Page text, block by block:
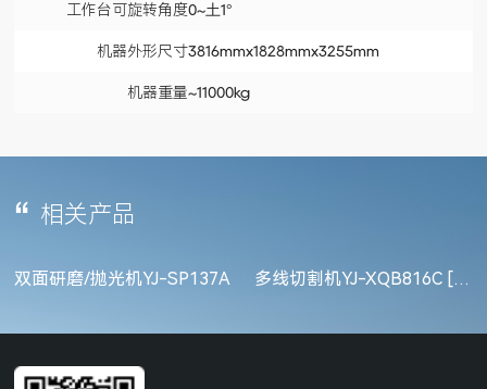
工作台可旋转角度0~土1°
机器外形尺寸3816mmx1828mmx3255mm
机器重量~11000kg
相关产品
双面研磨/抛光机YJ-SP137A
多线切割机YJ-XQB816C [砂